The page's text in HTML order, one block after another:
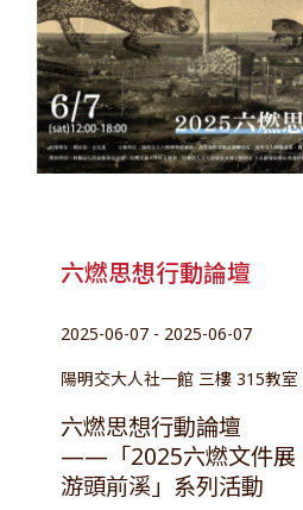
六燃思想行動論壇
2025-06-07 - 2025-06-07
陽明交大人社一館 三樓 315教室
六燃思想行動論壇
——「2025六燃文件展
游頭前溪」系列活動